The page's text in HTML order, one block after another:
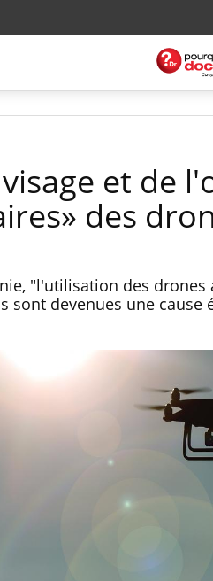
et de
des
"l'utilisation des
sont devenues une